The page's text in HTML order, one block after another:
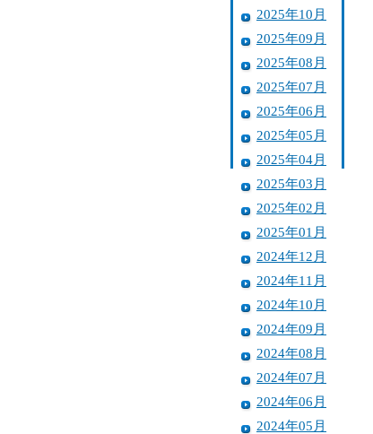
2025年10月
2025年09月
2025年08月
2025年07月
2025年06月
2025年05月
2025年04月
2025年03月
2025年02月
2025年01月
2024年12月
2024年11月
2024年10月
2024年09月
2024年08月
2024年07月
2024年06月
2024年05月